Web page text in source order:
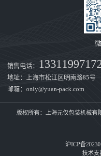
销售电话：
地址：上海市松江区明南路85号
邮箱：only@yuan-pack.com
版权所有：上海元仅包装机械
沪ICP备
技术支